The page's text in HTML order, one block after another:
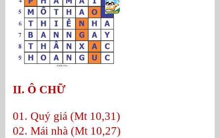
II. Ô CHỮ
01. Quý giá (Mt 10,31)
02. Mái nhà (Mt 10,27)